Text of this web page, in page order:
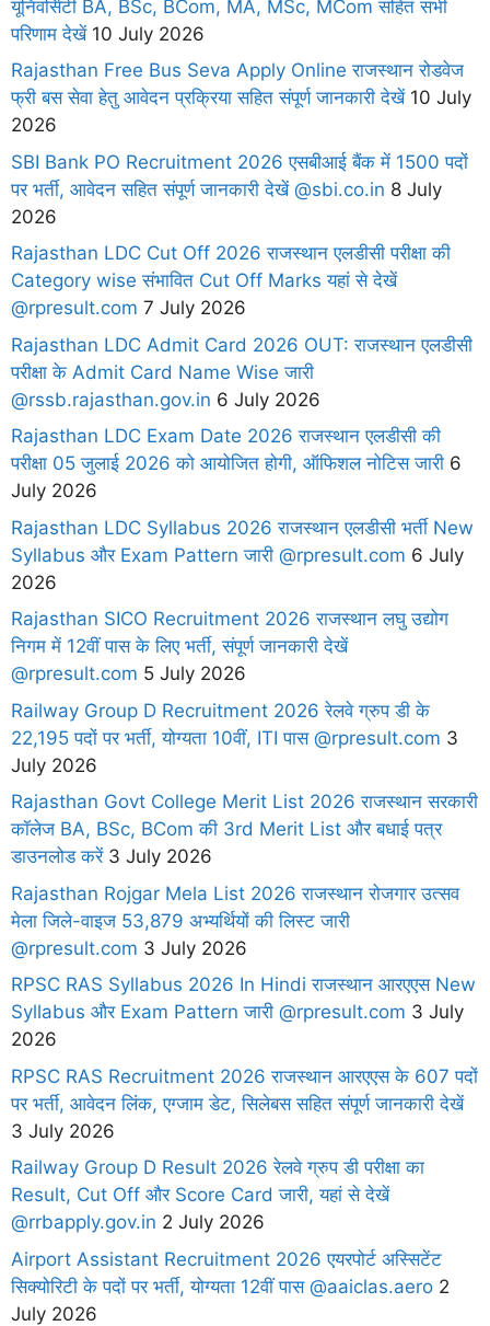
यूनिवर्सिटी BA, BSc, BCom, MA, MSc, MCom सहित सभी
परिणाम देखें10 July 2026
Rajasthan Free Bus Seva Apply Online राजस्थान रोडवेज
फ्री बस सेवा हेतु आवेदन प्रक्रिया सहित संपूर्ण जानकारी देखें10 July
2026
SBI Bank PO Recruitment 2026 एसबीआई बैंक में 1500 पदों
पर भर्ती, आवेदन सहित संपूर्ण जानकारी देखें @sbi.co.in 8 July
2026
Rajasthan LDC Cut Off 2026 राजस्थान एलडीसी परीक्षा की
Category wise संभावित Cut Off Marks यहां से देखें
@rpresult.com 7 July 2026
Rajasthan LDC Admit Card 2026 OUT: राजस्थान एलडीसी
परीक्षा के Admit Card Name Wise जारी
@rssb.rajasthan.gov.in 6 July 2026
Rajasthan LDC Exam Date 2026 राजस्थान एलडीसी की
परीक्षा 05 जुलाई 2026 को आयोजित होगी, ऑफिशल नोटिस जारी 6
July 2026
Rajasthan LDC Syllabus 2026 राजस्थान एलडीसी भर्ती New
Syllabus और Exam Pattern जारी @rpresult.com 6 July
2026
Rajasthan SICO Recruitment 2026 राजस्थान लघु उद्योग
निगम में 12वीं पास के लिए भर्ती, संपूर्ण जानकारी देखें
@rpresult.com 5 July 2026
Railway Group D Recruitment 2026 रेलवे ग्रुप डी के
22,195 पदों पर भर्ती, योग्यता 10वीं, ITI पास @rpresult.com 3
July 2026
Rajasthan Govt College Merit List 2026 राजस्थान सरकारी
कॉलेज BA, BSc, BCom की 3rd Merit List और बधाई पत्र
डाउनलोड करें3 July 2026
Rajasthan Rojgar Mela List 2026 राजस्थान रोजगार उत्सव
मेला जिले-वाइज 53,879 अभ्यर्थियों की लिस्ट जारी
@rpresult.com 3 July 2026
RPSC RAS Syllabus 2026 In Hindi राजस्थान आरएएस New
Syllabus और Exam Pattern जारी @rpresult.com 3 July
2026
RPSC RAS Recruitment 2026 राजस्थान आरएएस के 607 पदों
पर भर्ती, आवेदन लिंक, एग्जाम डेट, सिलेबस सहित संपूर्ण जानकारी देखें
3 July 2026
Railway Group D Result 2026 रेलवे ग्रुप डी परीक्षा का
Result, Cut Off और Score Card जारी, यहां से देखें
@rrbapply.gov.in 2 July 2026
Airport Assistant Recruitment 2026 एयरपोर्ट अस्सिटेंट
सिक्योरिटी के पदों पर भर्ती, योग्यता 12वीं पास @aaiclas.aero 2
July 2026